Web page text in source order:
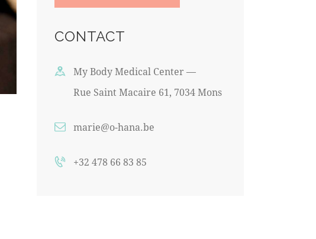
CONTACT
My Body Medical Center —
Rue Saint Macaire 61, 7034 Mons
marie@o-hana.be
+32 478 66 83 85